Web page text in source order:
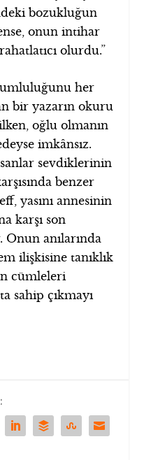
bozukluğun
onun intihar
olurdu.”
her
bir yazarın okuru
oğlu olmanın
imkânsız.
sevdiklerinin
benzer
yasını annesinin
karşı son
anılarında
ilişkisine tanıklık
cümleleri
sahip çıkmayı